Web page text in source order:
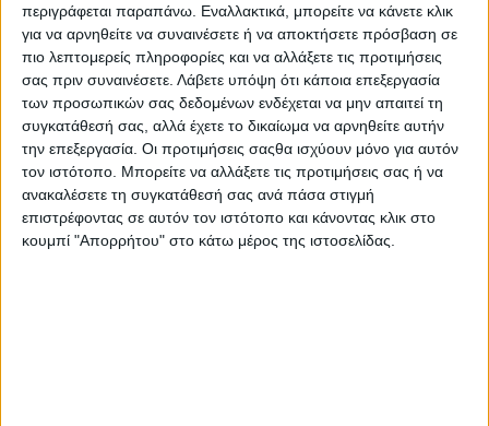
περιγράφεται παραπάνω. Εναλλακτικά, μπορείτε να κάνετε κλικ
για να αρνηθείτε να συναινέσετε ή να αποκτήσετε πρόσβαση σε
πιο λεπτομερείς πληροφορίες και να αλλάξετε τις προτιμήσεις
σας πριν συναινέσετε. Λάβετε υπόψη ότι κάποια επεξεργασία
των προσωπικών σας δεδομένων ενδέχεται να μην απαιτεί τη
συγκατάθεσή σας, αλλά έχετε το δικαίωμα να αρνηθείτε αυτήν
την επεξεργασία. Οι προτιμήσεις σαςθα ισχύουν μόνο για αυτόν
τον ιστότοπο. Μπορείτε να αλλάξετε τις προτιμήσεις σας ή να
ανακαλέσετε τη συγκατάθεσή σας ανά πάσα στιγμή
επιστρέφοντας σε αυτόν τον ιστότοπο και κάνοντας κλικ στο
κουμπί "Απορρήτου" στο κάτω μέρος της ιστοσελίδας.
Μισοί ξένοι, μισοί Έλληνες
καλλιτέχνες στο airplay
28.12.2021 - 21:10